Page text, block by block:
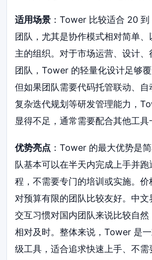
适用场景 ：Tower 比较适合 20
团队，尤其是协作模式相对简单
主的组织。对于市场运营、设计
团队，Tower 的轻量化设计足够覆
但如果团队需要代码托管联动、自
复杂迭代规划等研发管理能力，
显得不足，通常需要配合其他工具
优势亮点 ：Tower 的最大优势是
队基本可以在半天内完成上手并
程，不需要专门的培训或实施。价
对预算有限的团队比较友好。中
交互习惯对国内团队来说比较自
相对及时。整体来说，Tower 是
级工具，适合追求快速上手、不需